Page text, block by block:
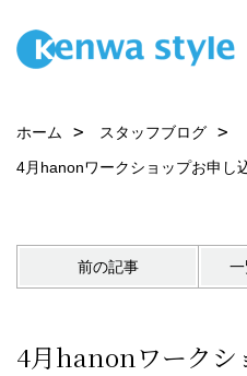
ホーム
スタッフブログ
4月hanonワークショップお申し
前の記事
4月hanonワークシ